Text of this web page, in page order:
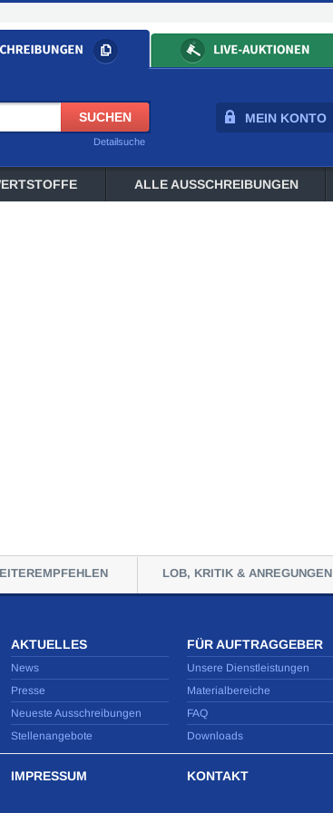
MEIN KONTO
Detailsuche
ALLE AUSSCHREIBUNGEN
LOB, KRITIK & ANREGUNGEN
AKTUELLES
News
Presse
Neueste Ausschreibungen
Stellenangebote
FÜR AUFTRAGGEBER
Unsere Dienstleistungen
Materialbereiche
FAQ
Downloads
IMPRESSUM KONTAKT